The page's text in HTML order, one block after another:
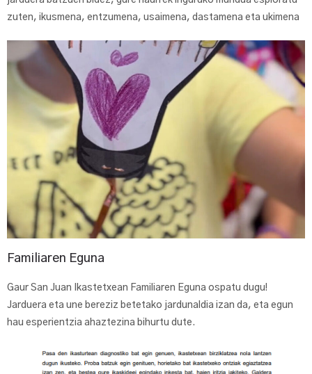
zuten, ikusmena, entzumena, usaimena, dastamena eta ukimena
Familiaren Eguna
Gaur San Juan Ikastetxean Familiaren Eguna ospatu dugu!
Jarduera eta une bereziz betetako jardunaldia izan da, eta egun
hau esperientzia ahaztezina bihurtu dute.